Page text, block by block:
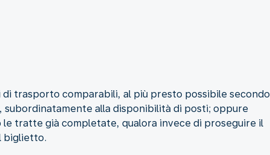
trasporto comparabili, al più presto possibile secondo
alla disponibilità di posti; oppure
tratte già completate, qualora invece di proseguire il
biglietto.